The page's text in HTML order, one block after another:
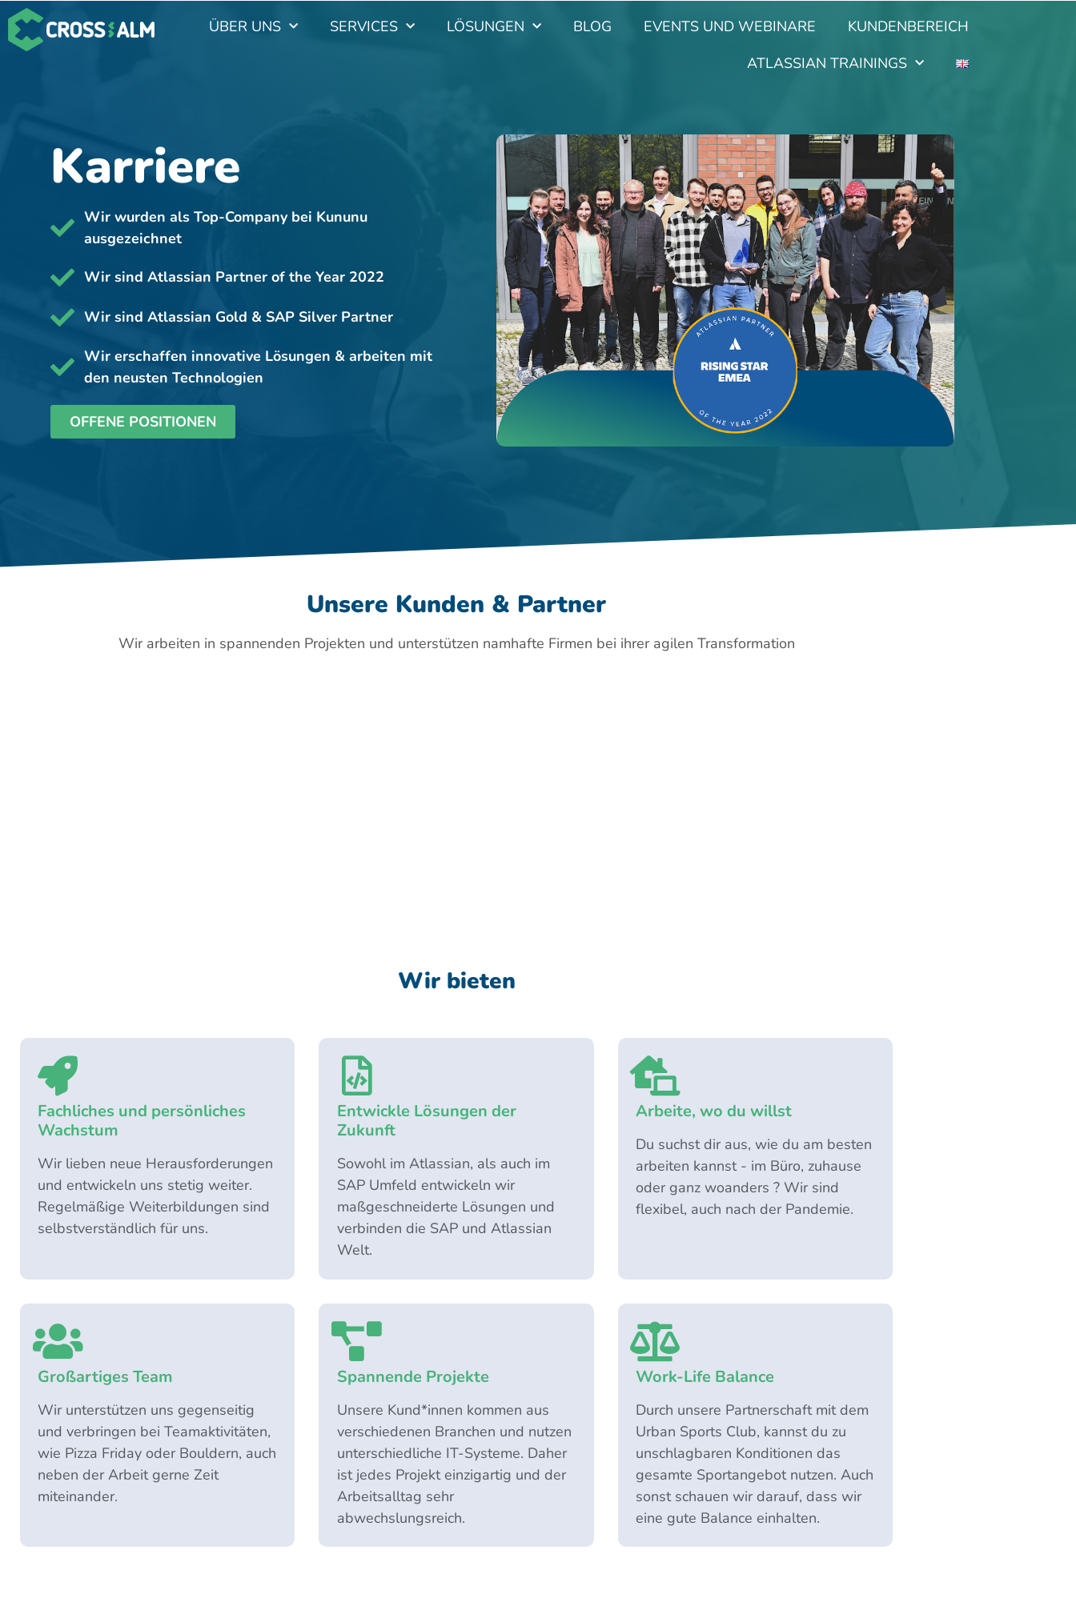
ÜBER UNS SERVICES LÖSUNGEN BLOG EVENTS UND WEBINARE
KUNDENBEREICH
ATLASSIAN TRAININGS
Karriere
Wir wurden als Top-Company bei Kununu
ausgezeichnet
Wir sind Atlassian Partner of the Year 2022
Wir sind Atlassian Gold & SAP Silver Partner
Wir erschaffen innovative Lösungen & arbeiten mit
den neusten Technologien
OFFENE POSITIONEN
Unsere Kunden & Partner
Wir arbeiten in spannenden Projekten und unterstützen namhafte Firmen bei ihrer agilen Transformation
Wir bieten
Fachliches und persönliches
Wachstum
Wir lieben neue Herausforderungen
und entwickeln uns stetig weiter.
Regelmäßige Weiterbildungen sind
selbstverständlich für uns.
Entwickle Lösungen der
Zukunft
Sowohl im Atlassian, als auch im
SAP Umfeld entwickeln wir
maßgeschneiderte Lösungen und
verbinden die SAP und Atlassian
Welt.
Arbeite, wo du willst
Du suchst dir aus, wie du am besten
arbeiten kannst - im Büro, zuhause
oder ganz woanders ? Wir sind
flexibel, auch nach der Pandemie.
Großartiges Team
Wir unterstützen uns gegenseitig
und verbringen bei Teamaktivitäten,
wie Pizza Friday oder Bouldern, auch
neben der Arbeit gerne Zeit
miteinander.
Spannende Projekte
Unsere Kund*innen kommen aus
verschiedenen Branchen und nutzen
unterschiedliche IT-Systeme. Daher
ist jedes Projekt einzigartig und der
Arbeitsalltag sehr
abwechslungsreich.
Work-Life Balance
Durch unsere Partnerschaft mit dem
Urban Sports Club, kannst du zu
unschlagbaren Konditionen das
gesamte Sportangebot nutzen. Auch
sonst schauen wir darauf, dass wir
eine gute Balance einhalten.